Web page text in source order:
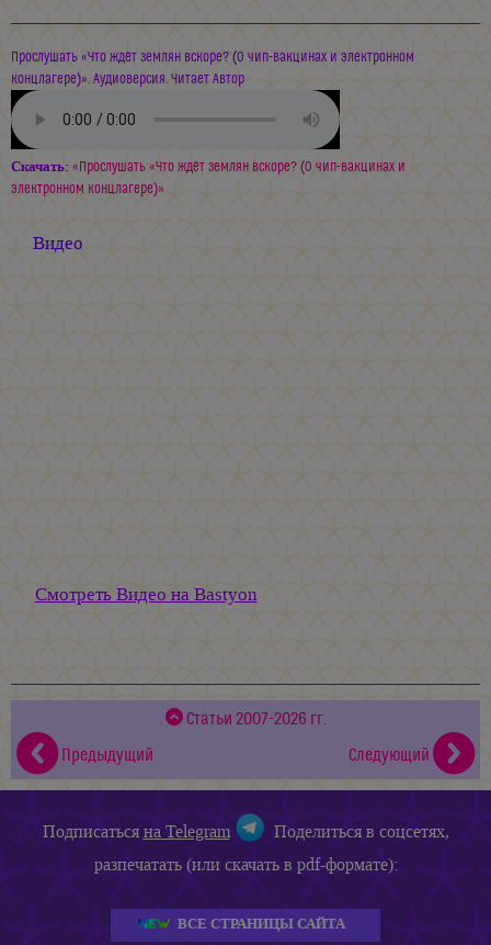
Прослушать «Что ждёт землян вскоре? (О чип-вакцинах и электронном
концлагере)». Аудиоверсия. Читает Автор
Скачать: «Прослушать «Что ждёт землян вскоре? (О чип-вакцинах и
электронном концлагере)»
Видео
Смотреть Видео на Bastyon
Статьи 2007-2026 гг.
Предыдущий
Следующий
Подписатьсяна Telegram
Поделиться в соцсетях,
разпечатать (или скачать в pdf-формате):
ВСЕ СТРАНИЦЫ САЙТА